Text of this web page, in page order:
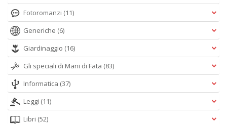
Fotoromanzi (11)
Generiche (6)
Giardinaggio (16)
Gli speciali di Mani di Fata (83)
Informatica (37)
Leggi (11)
Libri (52)